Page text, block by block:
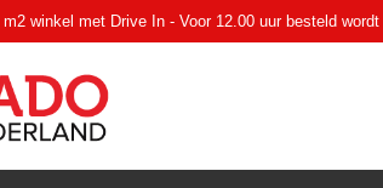
m2 winkel met Drive In - Voor 12.00 uur besteld